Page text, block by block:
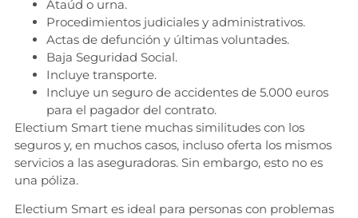
Ataúd o urna.
Procedimientos judiciales y administrativos.
Actas de defunción y últimas voluntades.
Baja Seguridad Social.
Incluye transporte.
Incluye un seguro de accidentes de 5.000 euros
para el pagador del contrato.
Electium Smart tiene muchas similitudes con los
seguros y, en muchos casos, incluso oferta los mismos
servicios a las aseguradoras. Sin embargo, esto no es
una póliza.
Electium Smart es ideal para personas con problemas